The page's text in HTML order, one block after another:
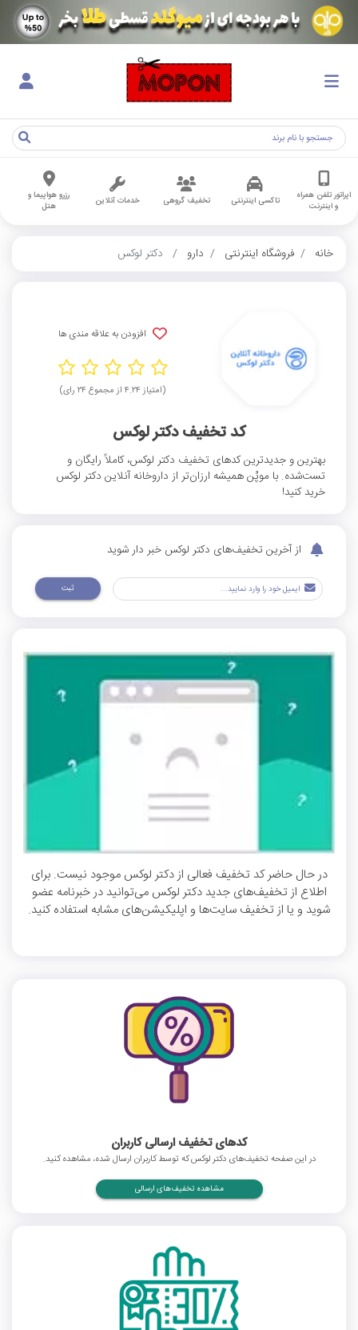
اپراتور تلفن همراه
و اینترنت
تاکسی اینترنتی تخفیف گروهی خدمات آنلاین
رزرو هواپیما و
هتل
خانه فروشگاه اینترنتی دارو دکتر لوکس
افزودن به علاقه مندی ها
(امتیاز ۴.۲۴ از مجموع ۲۴ رای)
کد تخفیف دکتر لوکس
بهترین و جدیدترین کدهای تخفیف دکتر لوکس، کاملاً رایگان و
تست‌شده. با موپُن همیشه ارزان‌تر از داروخانه آنلاین دکتر لوکس
خرید کنید!
از آخرین تخفیف‌های دکتر لوکس خبر دار شوید
ثبت
در حال حاضر کد تخفیف فعالی از دکتر لوکس موجود نیست. برای
اطلاع از تخفیف‌های جدید دکتر لوکس می‌توانید در خبرنامه عضو
شوید و یا از تخفیف سایت‌ها و اپلیکیشن‌های مشابه استفاده کنید.
کدهای تخفیف ارسالی کاربران
در این صفحه تخفیف‌های دکتر لوکس که توسط کاربران ارسال شده، مشاهده کنید.
مشاهده تخفیف‌های ارسالی